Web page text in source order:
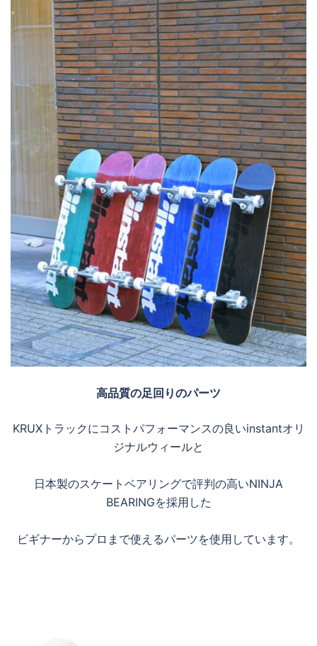
高品質の足回りのパーツ
KRUXトラックにコストパフォーマンスの良いinstantオリ
ジナルウィールと
日本製のスケートベアリングで評判の高いNINJA
BEARINGを採用した
ビギナーからプロまで使えるパーツを使用しています。